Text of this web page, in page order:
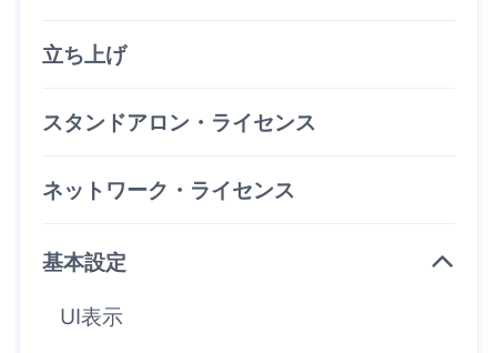
立ち上げ
スタンドアロン・ライセンス
ネットワーク・ライセンス
基本設定
UI表示